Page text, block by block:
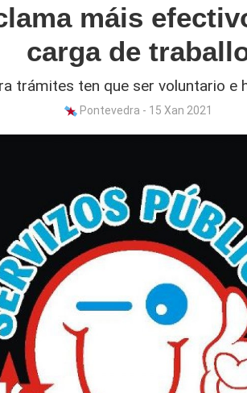
máis
carga de
trámites ten que ser voluntario e
Pontevedra - 15 Xan 2021